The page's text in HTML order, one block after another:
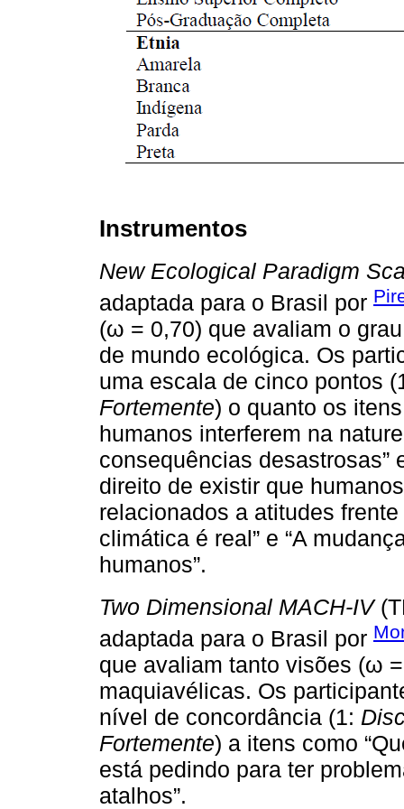
Instrumentos
New Ecological Paradigm
adaptada para o Brasil por
(ω = 0,70) que avaliam o
de mundo ecológica. Os
uma escala de cinco pontos
Fortemente) o quanto os
humanos interferem na
consequências desastrosas”
direito de existir que
relacionados a atitudes
climática é real” e “A
humanos”.
Two Dimensional MACH-IV
adaptada para o Brasil por
que avaliam tanto visões (ω
maquiavélicas. Os
nível de concordância (1:
Fortemente) a itens como
está pedindo para ter
atalhos”.